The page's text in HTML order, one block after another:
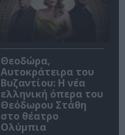
Θεοδώρα,
Αυτοκράτειρα του
Βυζαντίου: Η νέα
ελληνική όπερα του
Θεόδωρου Στάθη
στο θέατρο
Ολύμπια